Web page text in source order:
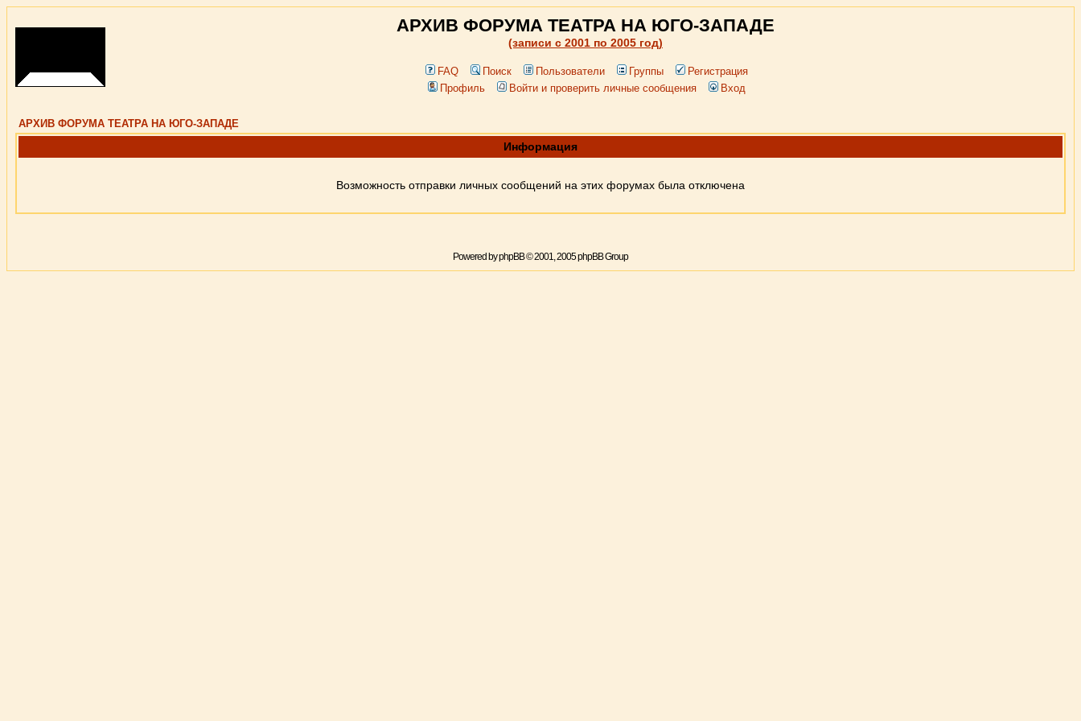
АРХИВ ФОРУМА ТЕАТРА НА ЮГО-ЗАПАДЕ
(записи c 2001 по 2005 год)
FAQ Поиск Пользователи Группы
Регистрация
Профиль
Войти и проверить личные сообщения Вход
АРХИВ ФОРУМА ТЕАТРА НА ЮГО-ЗАПАДЕ
Информация
Возможность отправки личных сообщений на этих форумах была отключена
Powered byphpBB© 2001, 2005 phpBB Group